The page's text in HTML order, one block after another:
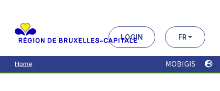
contenu
principal
LOGIN FR
Home MOBIGIS